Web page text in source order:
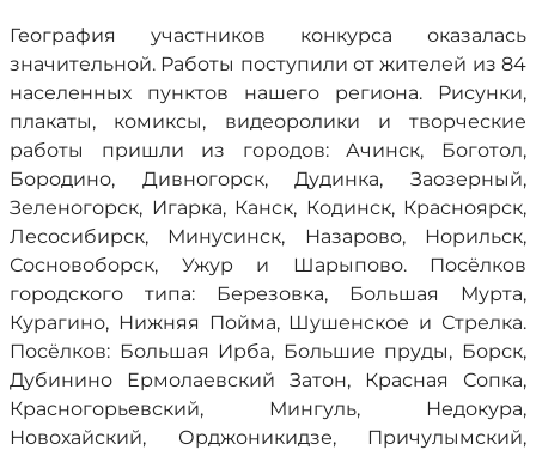
География участников конкурса оказалась
значительной. Работы поступили от жителей из 84
населенных пунктов нашего региона. Рисунки,
плакаты, комиксы, видеоролики и творческие
работы пришли из городов: Ачинск, Боготол,
Бородино, Дивногорск, Дудинка, Заозерный,
Зеленогорск, Игарка, Канск, Кодинск, Красноярск,
Лесосибирск, Минусинск, Назарово, Норильск,
Сосновоборск, Ужур и Шарыпово. Посёлков
городского типа: Березовка, Большая Мурта,
Курагино, Нижняя Пойма, Шушенское и Стрелка.
Посёлков: Большая Ирба, Большие пруды, Борск,
Дубинино Ермолаевский Затон, Красная Сопка,
Красногорьевский, Мингуль, Недокура,
Новохайский, Орджоникидзе, Причулымский,